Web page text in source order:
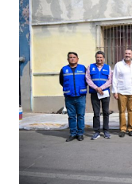
quienes ya han
o expertas en el
aprender y nuevas
chica y aún no has
pienses que el sexo
experimentarlo,
experiencia te dirá,
son suficientemen...